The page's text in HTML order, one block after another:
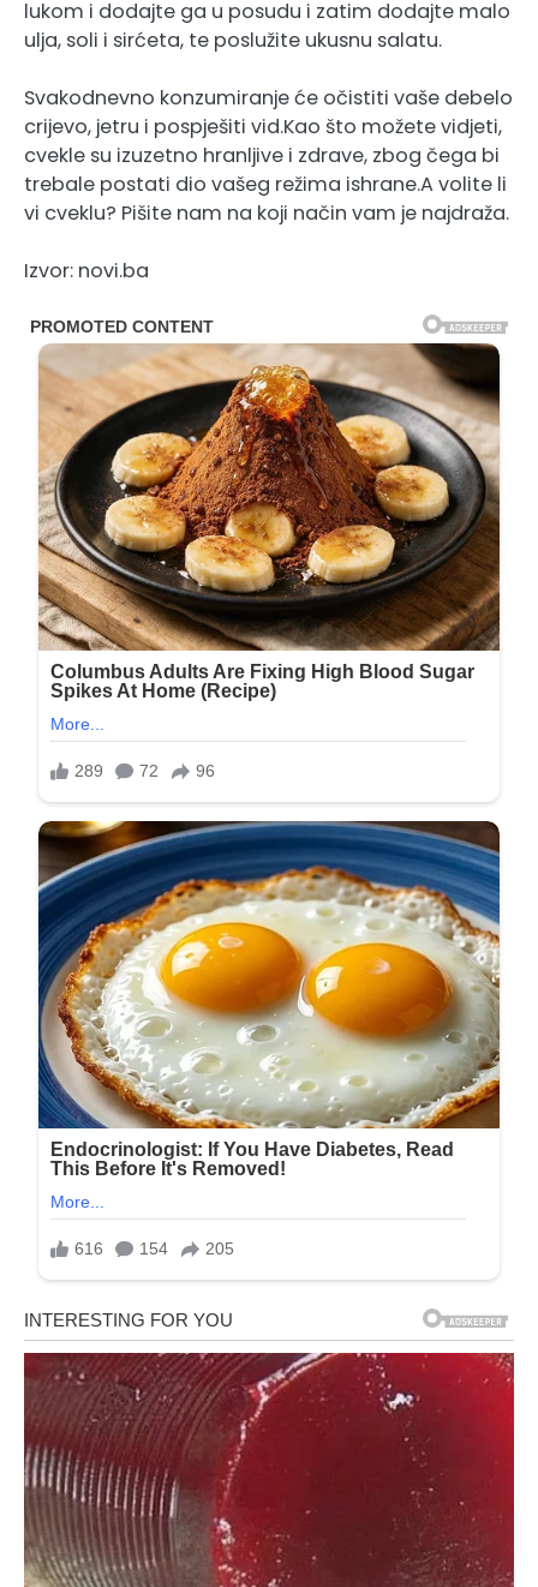
lukom i dodajte ga u posudu i zatim dodajte malo
ulja, soli i sirćeta, te poslužite ukusnu salatu.
Svakodnevno konzumiranje će očistiti vaše debelo
crijevo, jetru i pospješiti vid.Kao što možete vidjeti,
cvekle su izuzetno hranljive i zdrave, zbog čega bi
trebale postati dio vašeg režima ishrane.A volite li
vi cveklu? Pišite nam na koji način vam je najdraža.
Izvor: novi.ba